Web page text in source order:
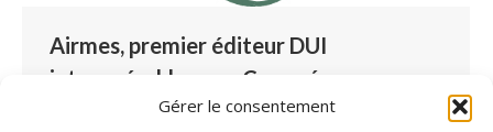
Gérer le consentement
Airmes, premier éditeur DUI
interopérable avec Canopée
ParLucille Blondé
30 avril 2021